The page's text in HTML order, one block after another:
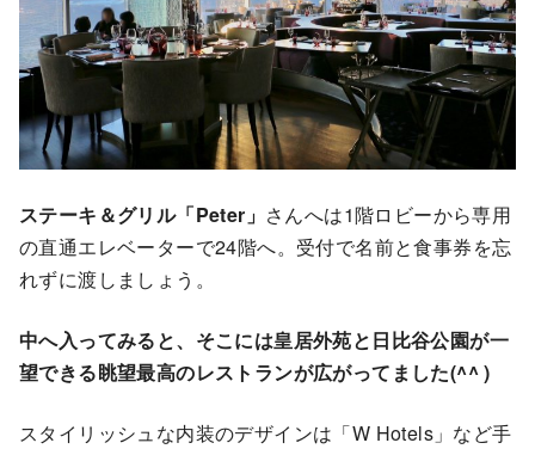
ステーキ＆グリル「Peter」 さんへは1階ロビーから専用
の直通エレベーターで24階へ。受付で名前と食事券を忘
れずに渡しましょう。
中へ入ってみると、そこには皇居外苑と日比谷公園が一
望できる眺望最高のレストランが広がってました(^^ )
スタイリッシュな内装のデザインは「W Hotels」など手